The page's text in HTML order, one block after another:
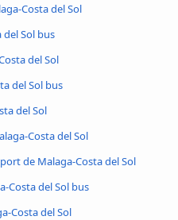
Costa del Sol
Sol bus
del Sol
del Sol bus
del Sol
Costa del Sol
de Malaga-Costa del Sol
Costa del Sol bus
Costa del Sol